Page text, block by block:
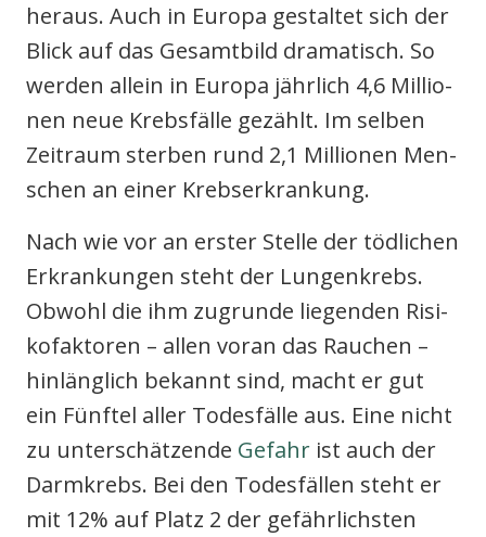
her­aus. Auch in Euro­pa gestal­tet sich der
Blick auf das Gesamt­bild dra­ma­tisch. So
wer­den allein in Euro­pa jähr­lich 4,6 Mil­lio­
nen neue Krebs­fäl­le gezählt. Im sel­ben
Zeit­raum ster­ben rund 2,1 Mil­lio­nen Men­
schen an einer Krebs­er­kran­kung.
Nach wie vor an ers­ter Stel­le der töd­li­chen
Erkran­kun­gen steht der Lun­gen­krebs.
Obwohl die ihm zugrun­de lie­gen­den Risi­
ko­fak­to­ren – allen vor­an das Rau­chen –
hin­läng­lich bekannt sind, macht er gut
ein Fünf­tel aller Todes­fäl­le aus. Eine nicht
zu unter­schät­zen­de Gefahr ist auch der
Darm­krebs. Bei den Todes­fäl­len steht er
mit 12% auf Platz 2 der gefähr­lichs­ten